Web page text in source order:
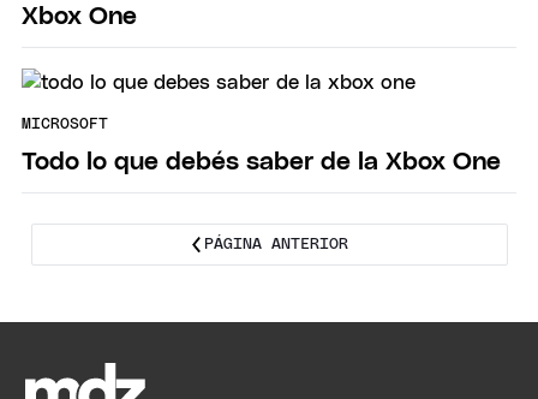
Xbox One
MICROSOFT
Todo lo que debés saber de la Xbox One
PÁGINA ANTERIOR